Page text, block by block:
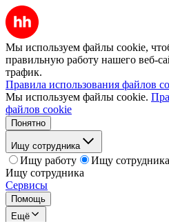
Мы используем файлы cookie,
правильную работу нашего веб-
трафик.
Правила использования файлов
Мы используем файлы cookie.
файлов cookie
Понятно
Ищу сотрудника
Ищу работу
Ищу сотрудника
Ищу сотрудника
Сервисы
Помощь
Ещё